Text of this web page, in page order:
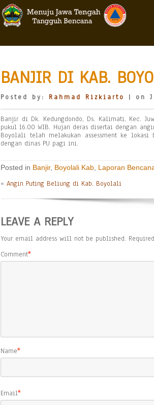
BANJIR DI KAB.
Posted by: Rahmad Rizkiarto | on
Banjir di Dk. Kedungdondo, Ds. Kalimati, Kec.
pukul 16.00 WIB. Hujan deras disertai dengan
Boyolali telah melakukan assessment ke lokasi
dengan dinas PU pagi ini.
Posted in Banjir, Boyolali Kab Laporan
« Angin Puting Beliung di Kab. Boyolali
LEAVE A REPLY
Your email address will not be published.
Comment*
Name*
Email*